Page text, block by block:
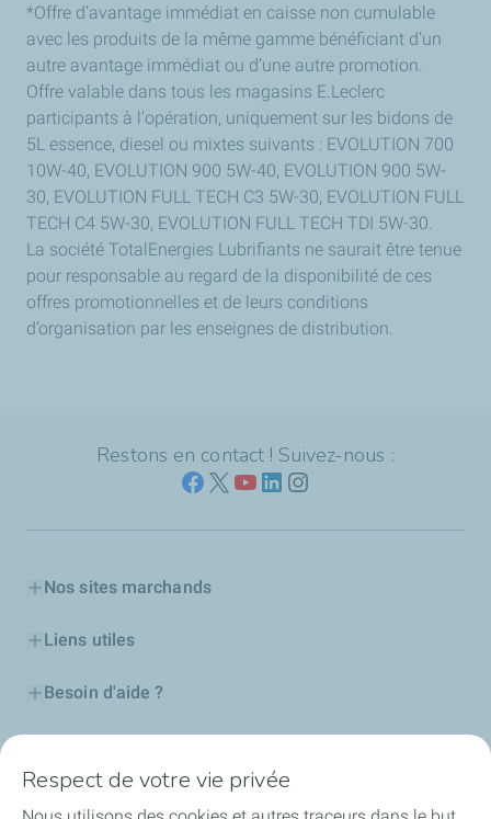
*Offre d’avantage immédiat en caisse non cumulable
avec les produits de la même gamme bénéficiant d’un
autre avantage immédiat ou d’une autre promotion.
Offre valable dans tous les magasins E.Leclerc
participants à l'opération, uniquement sur les bidons de
5L essence, diesel ou mixtes suivants : EVOLUTION 700
10W-40, EVOLUTION 900 5W-40, EVOLUTION 900 5W-
30, EVOLUTION FULL TECH C3 5W-30, EVOLUTION FULL
TECH C4 5W-30, EVOLUTION FULL TECH TDI 5W-30.
La société TotalEnergies Lubrifiants ne saurait être tenue
pour responsable au regard de la disponibilité de ces
offres promotionnelles et de leurs conditions
d’organisation par les enseignes de distribution.
Restons en contact ! Suivez-nous :
Nos sites marchands
Liens utiles
Besoin d'aide ?
Certificats d'économies d'énergie
Respect de votre vie privée